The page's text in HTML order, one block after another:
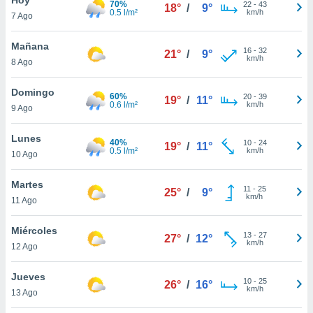
en
más
nuestra
de
cookies
aceptar
7 Ago
70%
0.5 l/m²
18° / 9° 22- 43
km/h
Mañana
8 Ago
21° / 9° 16- 32
km/h
Domingo
9 Ago
60%
0.6 l/m²
19° / 11° 20- 39
km/h
Lunes
10 Ago
40%
0.5 l/m²
19° / 11° 10- 24
km/h
Martes
11 Ago
25° / 9° 11 - 25
km/h
Miércoles
12 Ago
27° / 12° 13- 27
km/h
Jueves
13 Ago
26° / 16° 10- 25
km/h